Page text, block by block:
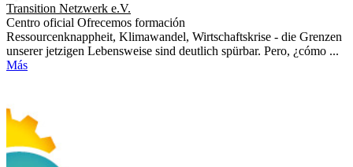
Transition Netzwerk e.V.
Centro oficial Ofrecemos formación
Ressourcenknappheit, Klimawandel, Wirtschaftskrise - die Grenzen
unserer jetzigen Lebensweise sind deutlich spürbar. Pero, ¿cómo ...
Más